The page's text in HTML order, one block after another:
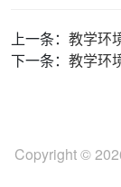
上一条： 教学环
下一条： 教学环
Copyright ©